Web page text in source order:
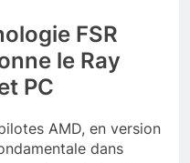
FSR
le Ray
PC
AMD, en version
dans